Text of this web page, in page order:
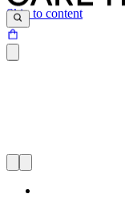
Skip to content